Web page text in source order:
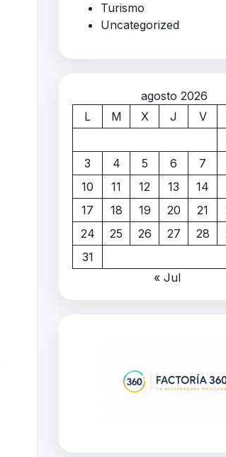
Turismo
Uncategorized
agosto 2026
L
M X J V
3
4 5 6 7
10
11 12 13 14
17
18 19 20 21
24
25 26 27 28
31
« Jul